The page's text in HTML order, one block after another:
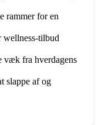
rammer for en
wellness-tilbud
væk fra hverdagens
slappe af og